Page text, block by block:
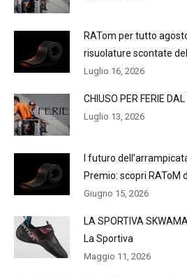
RATom per tutto
risuolature scontate
Luglio 16, 2026
CHIUSO PER FERIE
Luglio 13, 2026
l futuro
Premio: scopri RAToM
Giugno 15, 2026
LA SPORTIVA
La Sportiva
Maggio 11, 2026